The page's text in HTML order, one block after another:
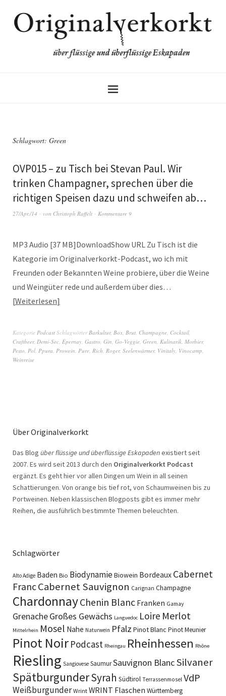
Schlagwort: Green
OVP015 – zu Tisch bei Stevan Paul. Wir
trinken Champagner, sprechen über die
richtigen Speisen dazu und schweifen ab…
27/Apr./14 von Christoph Raffelt Kommentare 9
MP3 Audio [37 MB]DownloadShow URL Zu Tisch ist die
Kategorie im Originalverkorkt-Podcast, wo ich mit
Freunden oder Bekannten Weine probiere, über die Weine
und Weingüter rede und außerdem über dies…
Weiterlesen
Kategorie Podcast Schlagwörter Barkultur, Box Brut Champagne Cocktail
Craftbeer, Demi-Sec Épernay Gastro Gin Go-Veggie Green Kulinarik Morbier,
Pesto Pol Ppura Prowein Pure Rich Roger, Seelenwärmer, Vinitaly Vinocamp
Weinreise
Über Originalverkorkt
Das Blog über flüssige und überflüssige Eskapadenexistiert seit
2007. Es wird seit 2013 durch den Originalverkorkt Podcast
ergänzt. Es geht hier vor allen Dingen um Wein in all seinen
Schattierungen. Von orange bis tief rot, von Schaumweinen bis zu
Portweinen. Neben klassischen Blogposts gibt es immer mehr
Reihen, die ausführlich bestimmte Themen beleuchten.
Schlagwörter
Alto Adige Baden Bio BiodynamieBiowein Bordeaux Cabernet
FrancCabernet Sauvignon Carignan Champagne
ChardonnayChenin Blanc Franken Gamay
GrenacheGroßes Gewächs Languedoc Loire Merlot
Mittelrhein Mosel Nahe Naturwein Pfalz Pinot Blanc Pinot Meunier
Pinot Noir Podcast Rheingau Rheinhessen Rhône
Riesling Sangiovese SaumurSauvignon BlancSilvaner
SpätburgunderSyrah Südtirol Terrassenmosel VdP
Weißburgunder Wrint WRINT Flaschen Württemberg